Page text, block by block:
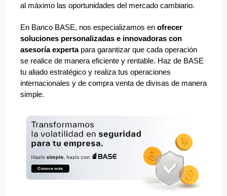
al máximo las oportunidades del mercado cambiario.
En Banco BASE, nos especializamos en ofrecer
soluciones personalizadas e innovadoras con
asesoría expertapara garantizar que cada operación
se realice de manera eficiente y rentable. Haz de BASE
tu aliado estratégico y realiza tus operaciones
internacionales y de compra venta de divisas de manera
simple.